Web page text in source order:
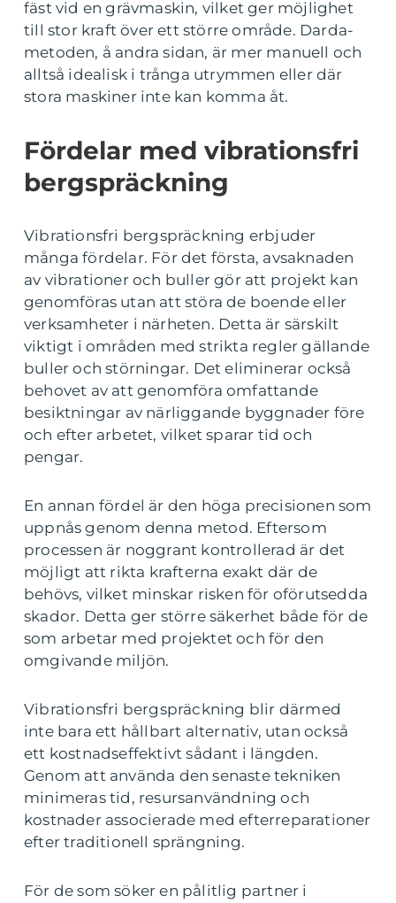
fäst vid en grävmaskin, vilket ger möjlighet
till stor kraft över ett större område. Darda-
metoden, å andra sidan, är mer manuell och
alltså idealisk i trånga utrymmen eller där
stora maskiner inte kan komma åt.
Fördelar med vibrationsfri
bergspräckning
Vibrationsfri bergspräckning erbjuder
många fördelar. För det första, avsaknaden
av vibrationer och buller gör att projekt kan
genomföras utan att störa de boende eller
verksamheter i närheten. Detta är särskilt
viktigt i områden med strikta regler gällande
buller och störningar. Det eliminerar också
behovet av att genomföra omfattande
besiktningar av närliggande byggnader före
och efter arbetet, vilket sparar tid och
pengar.
En annan fördel är den höga precisionen som
uppnås genom denna metod. Eftersom
processen är noggrant kontrollerad är det
möjligt att rikta krafterna exakt där de
behövs, vilket minskar risken för oförutsedda
skador. Detta ger större säkerhet både för de
som arbetar med projektet och för den
omgivande miljön.
Vibrationsfri bergspräckning blir därmed
inte bara ett hållbart alternativ, utan också
ett kostnadseffektivt sådant i längden.
Genom att använda den senaste tekniken
minimeras tid, resursanvändning och
kostnader associerade med efterreparationer
efter traditionell sprängning.
För de som söker en pålitlig partner i